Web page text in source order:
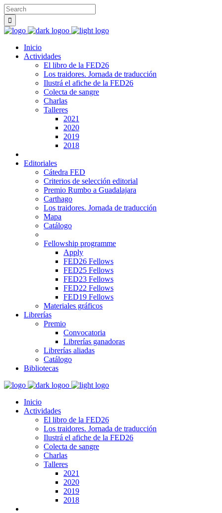
Inicio
Actividades
El libro de la FED26
Los traidores. Jornada de traducción
Ilustrá el afiche de la FED26
Colecta de sangre
Charlas
Talleres
2021
2020
2019
2018
Editoriales
Cátedra FED
Criterios de selección editorial
Premio Rumbo a Guadalajara
Carthago
Los traidores. Jornada de traducción
Mapa
Catálogo
Fellowship programme
Apply
FED26 Fellows
FED25 Fellows
FED23 Fellows
FED22 Fellows
FED19 Fellows
Materiales gráficos
Librerías
Premio
Convocatoria
Librerías ganadoras
Librerías aliadas
Catálogo
Bibliotecas
Inicio
Actividades
El libro de la FED26
Los traidores. Jornada de traducción
Ilustrá el afiche de la FED26
Colecta de sangre
Charlas
Talleres
2021
2020
2019
2018